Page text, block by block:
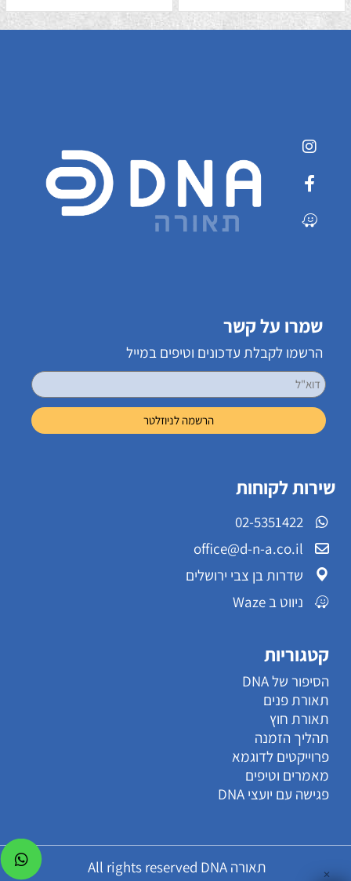
שמרו על קשר
הרשמו לקבלת עדכונים וטיפים במייל
שירות לקוחות
02-5351422
office@d-n-a.co.il
שדרות בן צבי ירושלים
ניווט ב Waze
קטגוריות
הסיפור של DNA
תאורת פנים
תאורת חוץ
תהליך הזמנה
פרוייקטים לדוגמא
מאמרים וטיפים
פגישה עם יועצי DNA
תאורה All rights reserved DNA ✕